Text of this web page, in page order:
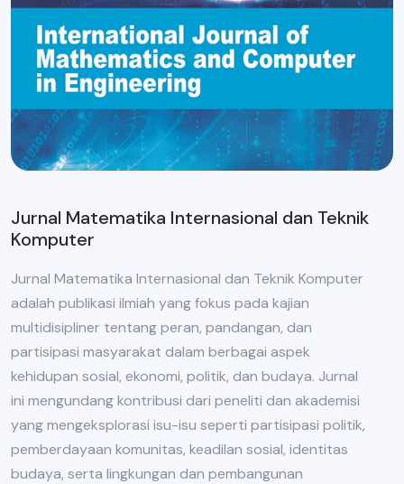
Jurnal Matematika Internasional dan Teknik
Komputer
Jurnal Matematika Internasional dan Teknik Komputer
adalah publikasi ilmiah yang fokus pada kajian
multidisipliner tentang peran, pandangan, dan
partisipasi masyarakat dalam berbagai aspek
kehidupan sosial, ekonomi, politik, dan budaya. Jurnal
ini mengundang kontribusi dari peneliti dan akademisi
yang mengeksplorasi isu-isu seperti partisipasi politik,
pemberdayaan komunitas, keadilan sosial, identitas
budaya, serta lingkungan dan pembangunan